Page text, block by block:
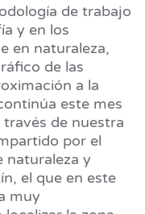
de trabajo
y en los
en naturaleza,
de las
a la
este mes
de nuestra
por el
naturaleza y
el que en este
muy